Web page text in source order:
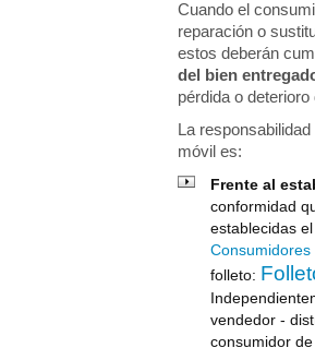
Cuando el
reparación o
estos deberán
del bien
pérdida o deterioro
La
móvil es:
Frente al
conformidad
establecidas
folleto:
vendedor -
consumidor